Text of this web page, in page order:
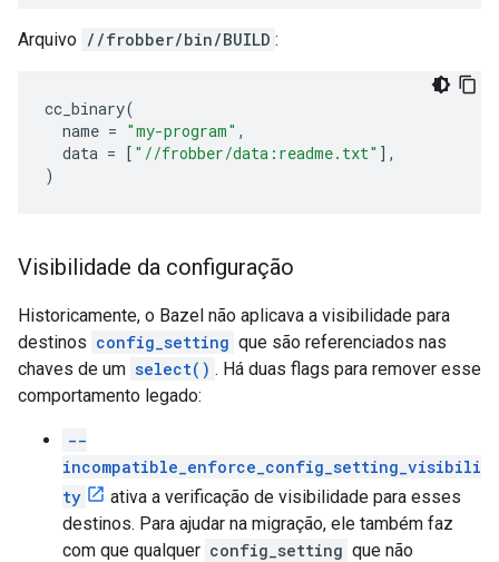
Arquivo //frobber/bin/BUILD :
cc_binary(
name = "my-program" ,
data = [ "//frobber/data:readme.txt" ],
)
Visibilidade da configuração
Historicamente, o Bazel não aplicava a visibilidade para
destinos config_setting que são referenciados nas
chaves de um select() . Há duas flags para remover esse
comportamento legado:
--
incompatible_enforce_config_setting_visibili
ty
ativa a verificação de visibilidade para esses
destinos. Para ajudar na migração, ele também faz
com que qualquer config_setting que não